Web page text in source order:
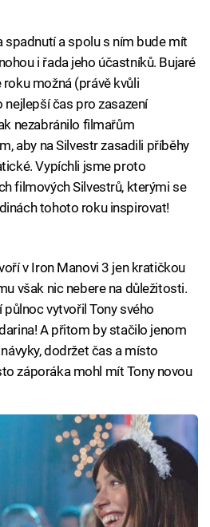
spadnutí a spolu s ním bude mít
i řada jeho účastníků. Bujaré
možná (právě kvůli
nejlepší čas pro zasazení
nezabránilo filmařům
aby na Silvestr zasadili příběhy
Vypíchli jsme proto
filmových Silvestrů, kterými se
tohoto roku inspirovat!
v Iron Manovi 3 jen kratičkou
však nic nebere na důležitosti.
vytvořil Tony svého
A přitom by stačilo jenom
dodržet čas a místo
záporáka mohl mít Tony novou